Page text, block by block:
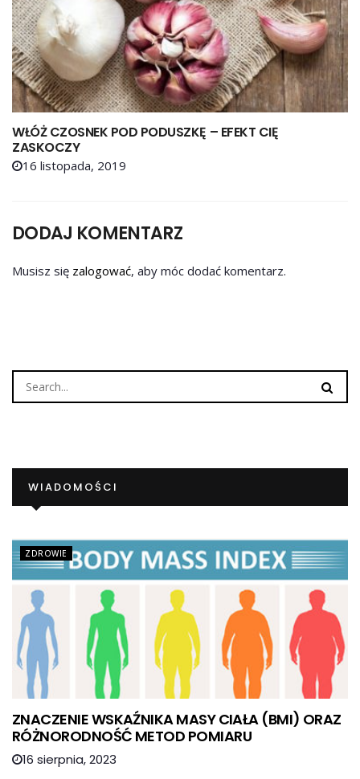
WŁÓŻ CZOSNEK POD PODUSZKĘ – EFEKT CIĘ
ZASKOCZY
16 listopada, 2019
DODAJ KOMENTARZ
Musisz się zalogować, aby móc dodać komentarz.
WIADOMOŚCI
ZDROWIE
ZNACZENIE WSKAŹNIKA MASY CIAŁA (BMI) ORAZ
RÓŻNORODNOŚĆ METOD POMIARU
16 sierpnia, 2023